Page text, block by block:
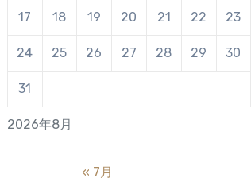
2026年8月
17 18 19 20 21 22 23
24 25 26 27 28 29 30
31
« 7月